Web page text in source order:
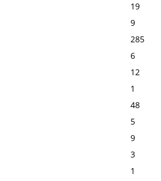
19
9
285
6
12
1
48
5
9
3
1